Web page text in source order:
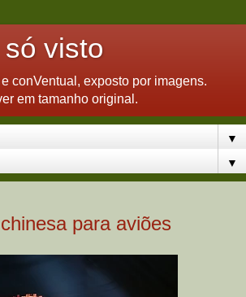
visto
conVentual, exposto por imagens.
em tamanho original.
▼
▼
para aviões